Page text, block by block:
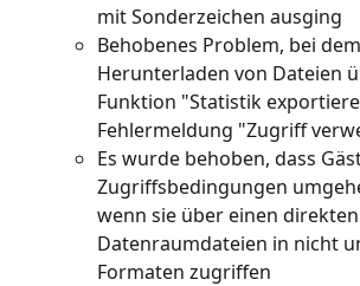
mit Sonderzeichen ausging
Behobenes Problem, bei
Herunterladen von Dateien
Funktion "Statistik
Fehlermeldung "Zugriff
Es wurde behoben, dass
Zugriffsbedingungen
wenn sie über einen
Datenraumdateien in nicht
Formaten zugriffen